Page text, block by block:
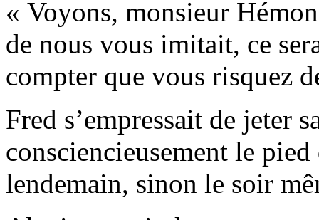
« Voyons, monsieur
de nous vous imitait, ce
compter que vous risquez
Fred s’empressait de jeter
consciencieusement le
lendemain, sinon le soir